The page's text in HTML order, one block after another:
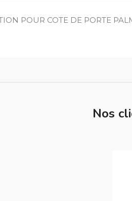
POUR COTE DE PORTE
Nos